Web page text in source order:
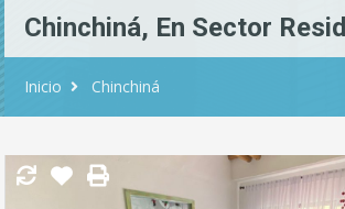
Chinchiná, En Sector
Inicio Chinchiná